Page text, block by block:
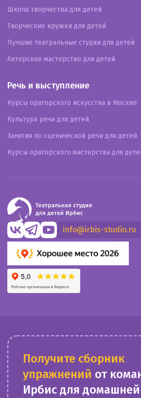
Школа творчества для детей
Творческие кружки для детей
Лучшие театральные студии для детей
Актерское мастерство для детей
Речь и выступление
Курсы ораторского искусства в Москве
Культура речи для детей
Занятия по сценической речи для детей
Курсы ораторского мастерства для
info@irbis-studio.ru
Получите сборник
упражнений от
Ирбис для домашней